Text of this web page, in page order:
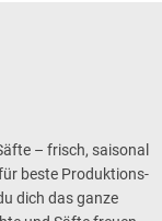
– frisch, saisonal
beste Produktions-
dich das ganze